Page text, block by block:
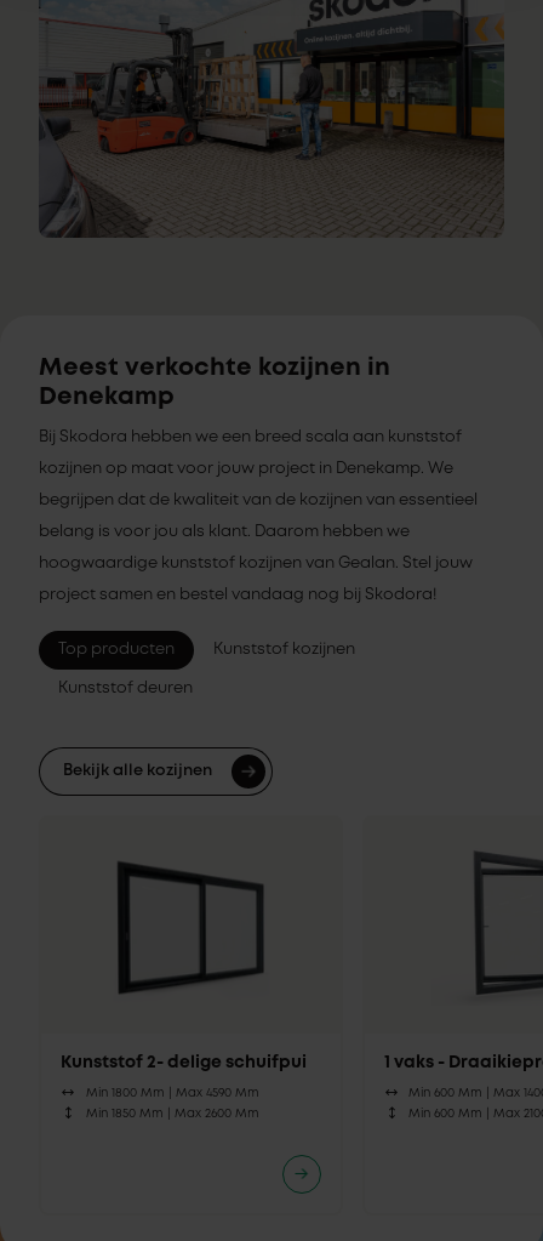
Meest verkochte kozijnen in
Denekamp
Bij Skodora hebben we een breed scala aan kunststof
kozijnen op maat voor jouw project in Denekamp. We
begrijpen dat de kwaliteit van de kozijnen van essentieel
belang is voor jou als klant. Daarom hebben we
hoogwaardige kunststof kozijnen van Gealan. Stel jouw
project samen en bestel vandaag nog bij Skodora!
Top producten Kunststof kozijnen
Kunststof deuren
Bekijk alle kozijnen
Kunststof 2- delige schuifpui
Min 1800 Mm | Max 4590 Mm
Min 1850 Mm | Max 2600 Mm
1 vaks -
Min 600 Mm |Max
Min 600 Mm |Max